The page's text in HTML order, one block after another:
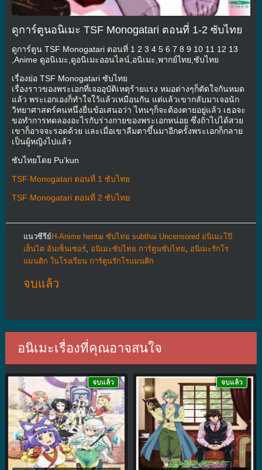
ดูการ์ตูนอนิเมะ TSF Monogatari ตอนที่ 1-2 ซับไทย
ดูการ์ตูน TSF Monogatari ตอนที่ 1 2 3 4 5 6 7 8 9 10 11 12 13
,Anime ดูอนิเมะ,ดูอนิเมะออนไลน์,อนิเมะ,พากย์ไทย,ซับไทย
เรื่องย่อ TSF Monogatari ซับไทย
เรื่องราวของพระเอกที่เจออุบัติเหตุร้ายแรง หมอต่างๆก็ตัดใจกันหมด
แล้ว พระเอกเองก็ทำใจใว้แล้วเหมือนกัน แต่แล้วเขากลับมาเจอนัก
วิทยาศาสตร์คนหนึ่งยื่นข้อเสนอว่า ไหนๆก็จะต้องตายอยู่แล้ว เธอจะ
ขอทำการทดลองอะไรกับร่างกายของพระเอกหน่อย ซึ่งถ้าไปได้สวย
เขาก็อาจจะรอดด้วย และเมื่อเขาลืมตาขึ้นมาอีกครั้งพระเอกก็กลาย
เป็นผู้หญิงไปแล้ว
ซับไทยโดย Pu’kun
TSF Monogatari ตอนที่ 1 ซับไทย
TSF Monogatari ตอนที่ 2 ซับไทย
แนวซีรีย์ H-Anime hentai ซับไทย subthai Uncensored อนิเมะโป๊
เฮ็นไต อันเซ็นเซอร์, อนิเมะซับไทย การ์ตูนซับไทย, อนิเมะรักโร
แมนติก ในโรงเรียน การ์ตูนรักโรแมนติก
จบแล้ว
อนิเมะเรื่องที่คุณอาจสนใจ
จบแล้ว จบแล้ว